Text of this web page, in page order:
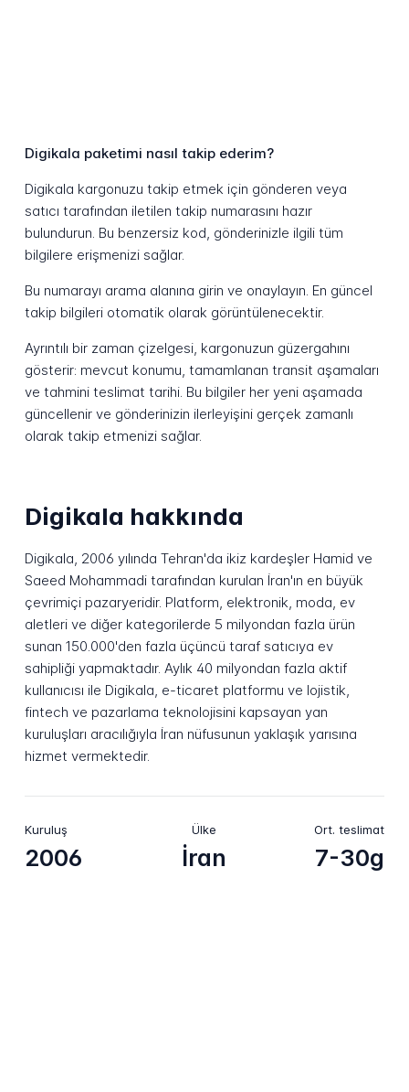
Digikala paketimi nasıl takip ederim?
Digikala kargonuzu takip etmek için gönderen veya
satıcı tarafından iletilen takip numarasını hazır
bulundurun. Bu benzersiz kod, gönderinizle ilgili tüm
bilgilere erişmenizi sağlar.
Bu numarayı arama alanına girin ve onaylayın. En güncel
takip bilgileri otomatik olarak görüntülenecektir.
Ayrıntılı bir zaman çizelgesi, kargonuzun güzergahını
gösterir: mevcut konumu, tamamlanan transit aşamaları
ve tahmini teslimat tarihi. Bu bilgiler her yeni aşamada
güncellenir ve gönderinizin ilerleyişini gerçek zamanlı
olarak takip etmenizi sağlar.
Digikala hakkında
Digikala, 2006 yılında Tehran'da ikiz kardeşler Hamid ve
Saeed Mohammadi tarafından kurulan İran'ın en büyük
çevrimiçi pazaryeridir. Platform, elektronik, moda, ev
aletleri ve diğer kategorilerde 5 milyondan fazla ürün
sunan 150.000'den fazla üçüncü taraf satıcıya ev
sahipliği yapmaktadır. Aylık 40 milyondan fazla aktif
kullanıcısı ile Digikala, e-ticaret platformu ve lojistik,
fintech ve pazarlama teknolojisini kapsayan yan
kuruluşları aracılığıyla İran nüfusunun yaklaşık yarısına
hizmet vermektedir.
Kuruluş
2006
Ülke
İran
Ort. teslimat
7-30g